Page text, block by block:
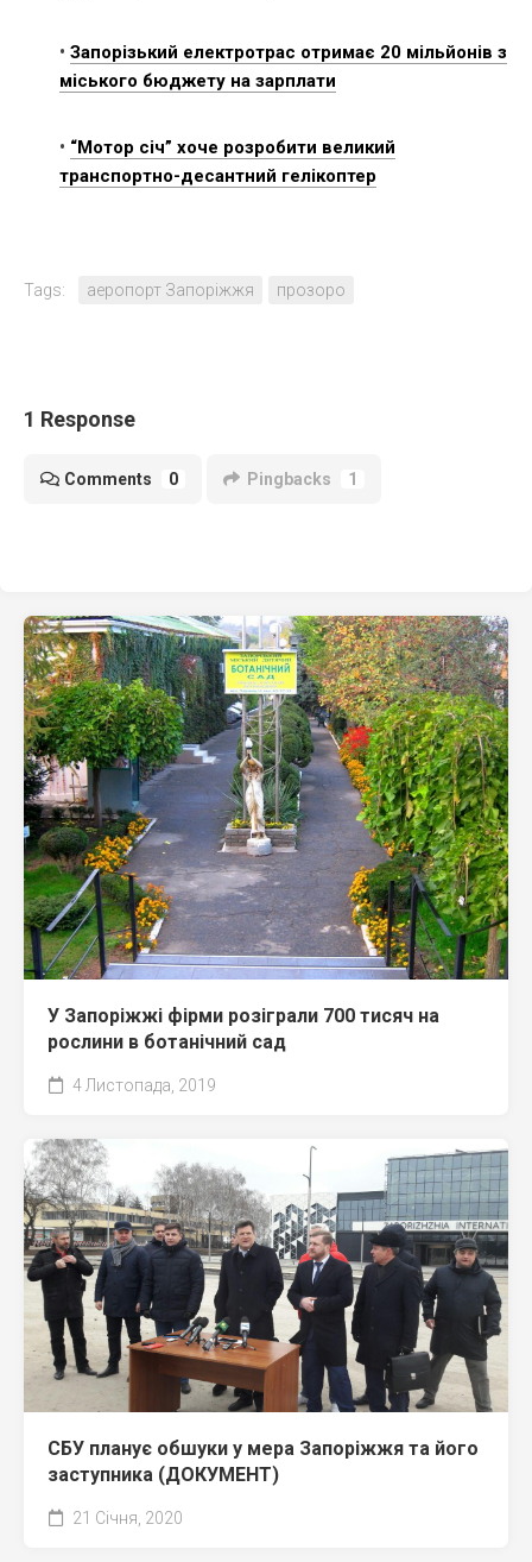
• Запорізький електротрас отримає 20 мільйонів з
міського бюджету на зарплати
• “Мотор січ” хоче розробити великий
транспортно-десантний гелікоптер
Tags: аеропорт Запоріжжя прозоро
1 Response
Comments 0 Pingbacks 1
У Запоріжжі фірми розіграли 700 тисяч на
рослини в ботанічний сад
4 Листопада, 2019
СБУ планує обшуки у мера Запоріжжя та його
заступника (ДОКУМЕНТ)
21 Січня, 2020